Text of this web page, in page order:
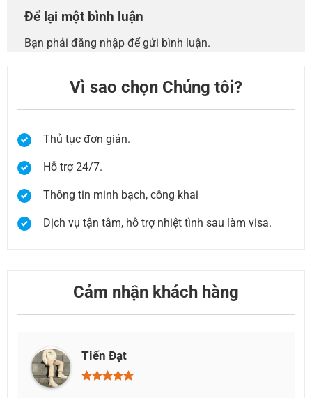
Để lại một bình luận
Bạn phải đăng nhập để gửi bình luận.
Vì sao chọn Chúng tôi?
Thủ tục đơn giản.
Hỗ trợ 24/7.
Thông tin minh bạch, công khai
Dịch vụ tận tâm, hỗ trợ nhiệt tình sau làm visa.
Cảm nhận khách hàng
Phước Thuận